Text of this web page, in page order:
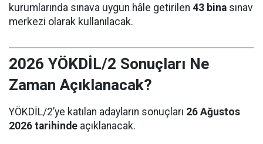
kurumlarında sınava uygun hâle getirilen 43 bina sınav
merkezi olarak kullanılacak.
2026 YÖKDİL/2 Sonuçları Ne
Zaman Açıklanacak?
YÖKDİL/2’ye katılan adayların sonuçları 26 Ağustos
2026 tarihinde açıklanacak.